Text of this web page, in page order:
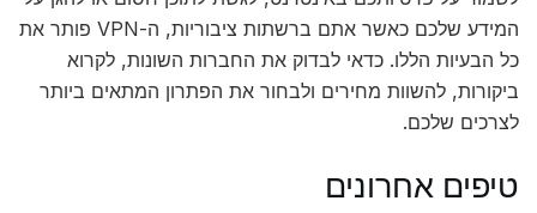
המידע שלכם כאשר אתם ברשתות ציבוריות, ה-VPN פותר את
כל הבעיות הללו. כדאי לבדוק את החברות השונות, לקרוא
ביקורות, להשוות מחירים ולבחור את הפתרון המתאים ביותר
לצרכים שלכם.
טיפים אחרונים